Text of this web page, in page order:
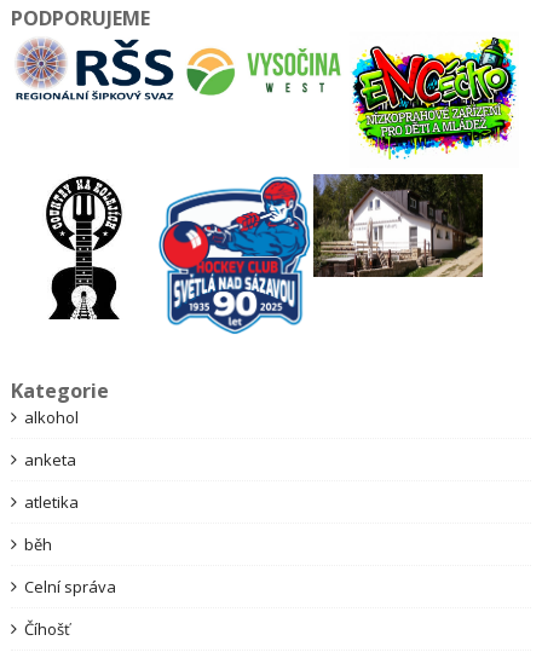
PODPORUJEME
Kategorie
alkohol
anketa
atletika
běh
Celní správa
Číhošť